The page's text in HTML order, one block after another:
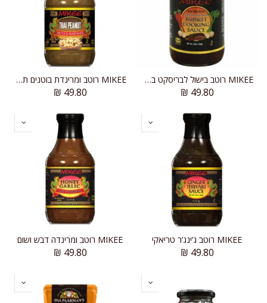
MIKEE רוטב בישול לבריסקט בסגנון ניו יורק
49.80
₪
MIKEE רוטב ומרינדת בוטנים תאילנדי
49.80
₪
MIKEE רוטב ג’ינג’ר טריאקי
49.80
₪
MIKEE רוטב ומרינדה דבש ושום
49.80
₪